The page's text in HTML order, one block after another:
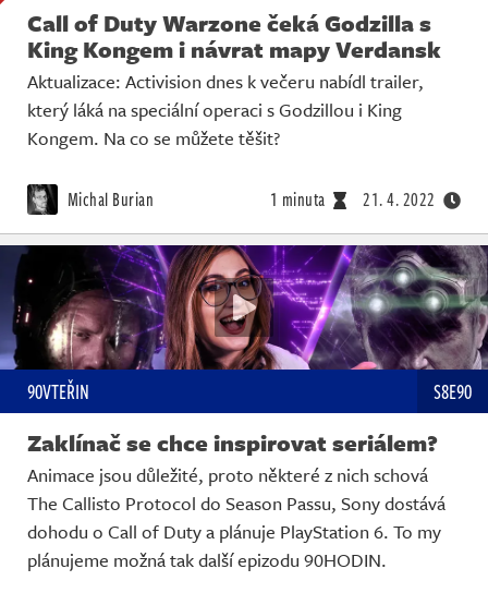
Call of Duty Warzone čeká Godzilla s
King Kongem i návrat mapy Verdansk
Aktualizace: Activision dnes k večeru nabídl trailer,
který láká na speciální operaci s Godzillou i King
Kongem. Na co se můžete těšit?
Michal Burian 1 minuta 21. 4. 2022
90VTEŘIN S8E90
Zaklínač se chce inspirovat seriálem?
Animace jsou důležité, proto některé z nich schová
The Callisto Protocol do Season Passu, Sony dostává
dohodu o Call of Duty a plánuje PlayStation 6. To my
plánujeme možná tak další epizodu 90HODIN.